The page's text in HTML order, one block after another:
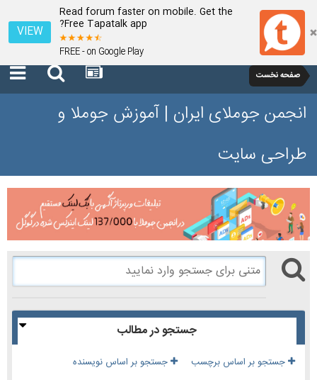
Read forum faster on mobile. Get the
Free Tapatalk app?
FREE - on Google Play
VIEW
صفحه نخست
انجمن جوملای ایران | آموزش جوملا و
طراحی سایت
جستجو در مطالب
جستجو بر اساس برچسب جستجو بر اساس نویسنده